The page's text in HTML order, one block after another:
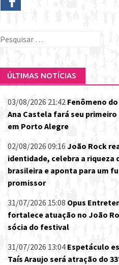
Pesquisar
ÚLTIMAS NOTÍCIAS
03/08/2026 21:42 Fenômeno
Ana Castela fará seu
em Porto Alegre
02/08/2026 09:16 João Rock
identidade, celebra a riqueza
brasileira e aponta para um
promissor
31/07/2026 15:08 Opus
fortalece atuação no João
sócia do festival
31/07/2026 13:04 Espetáculo
Taís Araujo será atração do